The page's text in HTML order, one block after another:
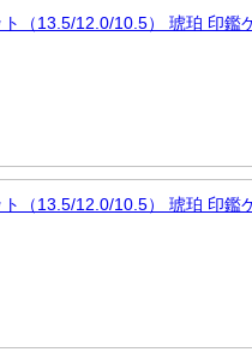
（13.5/12.0/10.5） 琥珀 印鑑
（13.5/12.0/10.5） 琥珀 印鑑